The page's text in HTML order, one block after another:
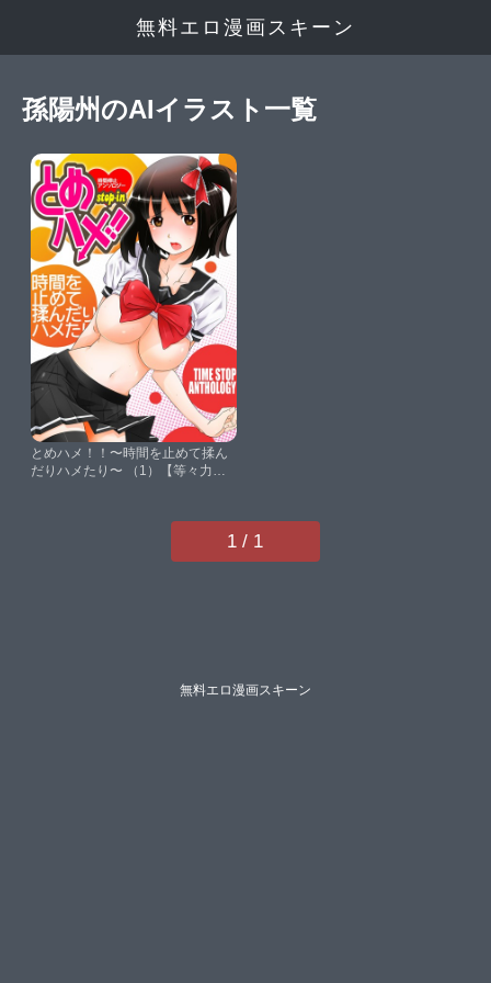
無料エロ漫画スキーン
孫陽州のAIイラスト一覧
とめハメ！！〜時間を止めて揉ん
だりハメたり〜 （1）【等々力秋
1 / 1
無料エロ漫画スキーン